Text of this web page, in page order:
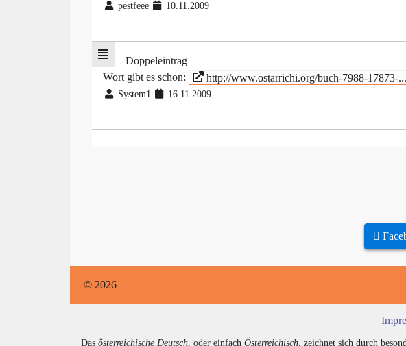
pestfeee 10.11.2009
Doppeleintrag
Wort gibt es schon:
http://www.ostarrichi.org/buch-7988-17873-
System1 16.11.2009
© 2026
Das österreichische Deutsch, oder einfach Österreichisch, zeichnet sich durch